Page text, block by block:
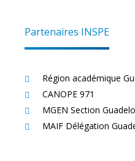
Partenaires INSPE
Région académique
CANOPE 971
MGEN Section
MAIF Délégation